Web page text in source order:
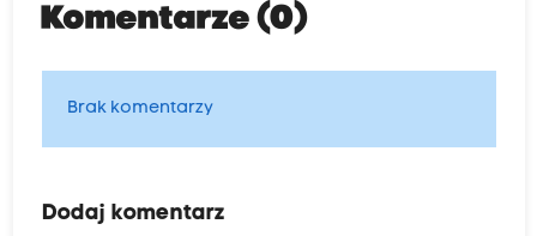
Komentarze (0)
Brak komentarzy
Dodaj komentarz